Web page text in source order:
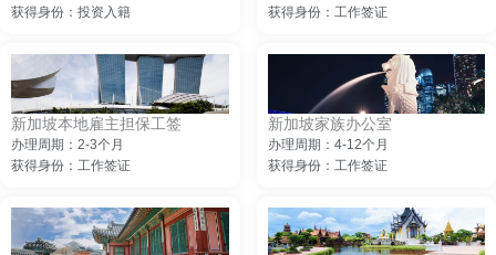
获得身份：投资入籍
获得身份：工作签证
新加坡本地雇主担保工签
办理周期：2-3个月
获得身份：工作签证
新加坡家族办公室
办理周期：4-12个月
获得身份：工作签证